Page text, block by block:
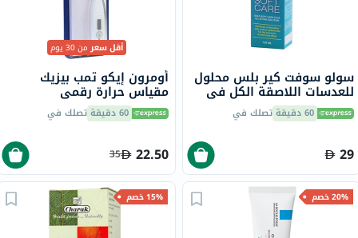
سولو سوفت كير بلس محلول
للعدسات اللاصقة الكل في
واحد 150 مل 60 دقيقة تصلك في
29
أقل سعرمن 30 يوم
أومرون إيكو تمب بيزيك
مقياس حرارة رقمي
60 دقيقة تصلك في
22.50
35
20% خصم 15% خصم